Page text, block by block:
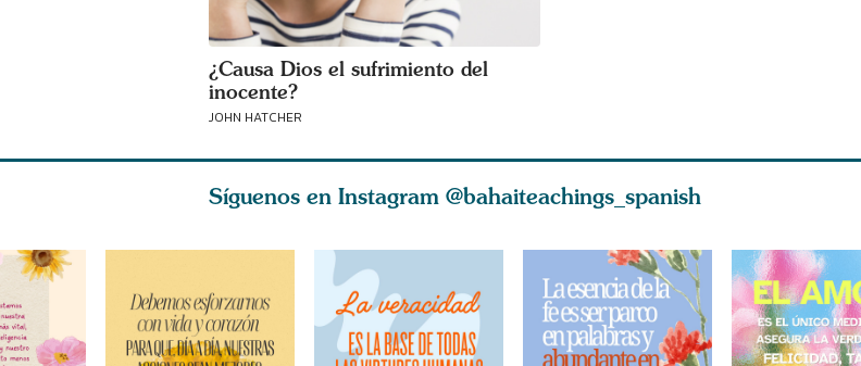
¿Causa Dios el sufrimiento del
inocente?
JOHN HATCHER
Síguenos en Instagram @bahaiteachings_spanish